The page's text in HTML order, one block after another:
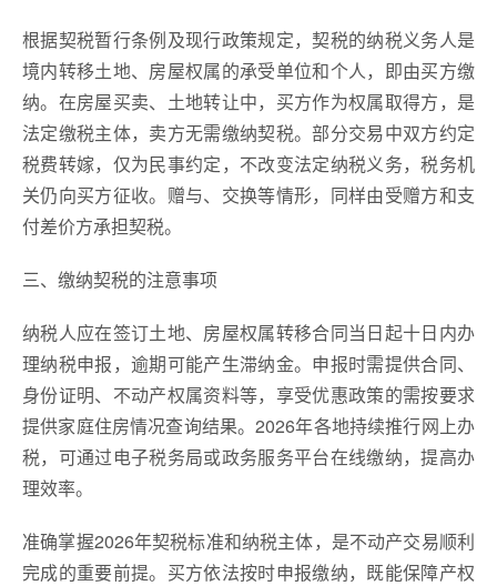
根据契税暂行条例及现行政策规定，契税的纳税义务人是
境内转移土地、房屋权属的承受单位和个人，即由买方缴
纳。在房屋买卖、土地转让中，买方作为权属取得方，是
法定缴税主体，卖方无需缴纳契税。部分交易中双方约定
税费转嫁，仅为民事约定，不改变法定纳税义务，税务机
关仍向买方征收。赠与、交换等情形，同样由受赠方和支
付差价方承担契税。
三、缴纳契税的注意事项
纳税人应在签订土地、房屋权属转移合同当日起十日内办
理纳税申报，逾期可能产生滞纳金。申报时需提供合同、
身份证明、不动产权属资料等，享受优惠政策的需按要求
提供家庭住房情况查询结果。2026年各地持续推行网上办
税，可通过电子税务局或政务服务平台在线缴纳，提高办
理效率。
准确掌握2026年契税标准和纳税主体，是不动产交易顺利
完成的重要前提。买方依法按时申报缴纳，既能保障产权